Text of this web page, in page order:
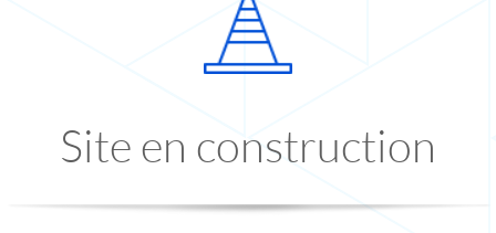
Site en construction